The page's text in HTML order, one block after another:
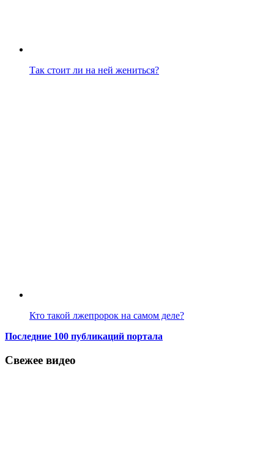
Так стоит ли на ней жениться?
Кто такой лжепророк на самом деле?
Последние 100 публикаций портала
Свежее видео